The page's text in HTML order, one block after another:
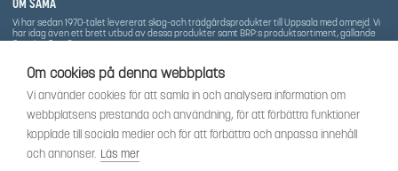
Om cookies på denna webbplats
Vi använder cookies för att samla in och analysera information om
webbplatsens prestanda och användning, för att förbättra funktioner
kopplade till sociala medier och för att förbättra och anpassa innehåll
och annonser. Läs mer
Vi har sedan 1970-talet levererat skog-och trädgårdsprodukter till Uppsala med omnejd. Vi
har idag även ett brett utbud av dessa produkter samt BRP:s produktsortiment, gällande
Can-Am, Sea-Doo.
SOCIALT
Följ oss för att få de senaste uppdateringarna, nyheter och spännande innehåll.